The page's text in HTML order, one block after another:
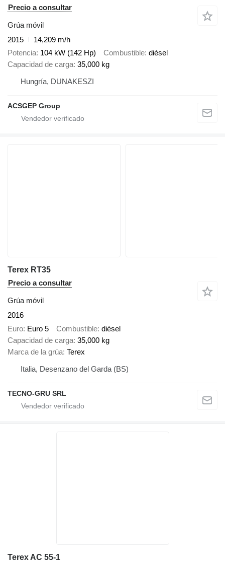
Precio a consultar
Grúa móvil
2015
14,209 m/h
Potencia 104 kW (142 Hp) Combustible diésel
Capacidad de carga 35,000 kg
Hungría, DUNAKESZI
ACSGEP Group
Terex RT35
Precio a consultar
Grúa móvil
2016
Euro Euro 5 Combustible diésel
Capacidad de carga 35,000 kg
Marca de la grúa Terex
Italia, Desenzano del Garda (BS)
TECNO-GRU SRL
Terex AC 55-1